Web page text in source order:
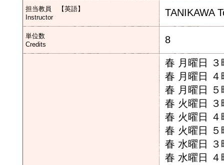
担当教員 【英語】
Instructor
TANIKAWA
単位数
Credits
8
春 月曜日 ３
春 月曜日 ４
春 月曜日 ５
春 火曜日 ３
春 火曜日 ４
春 火曜日 ５
春 水曜日 ３
春 水曜日 ４